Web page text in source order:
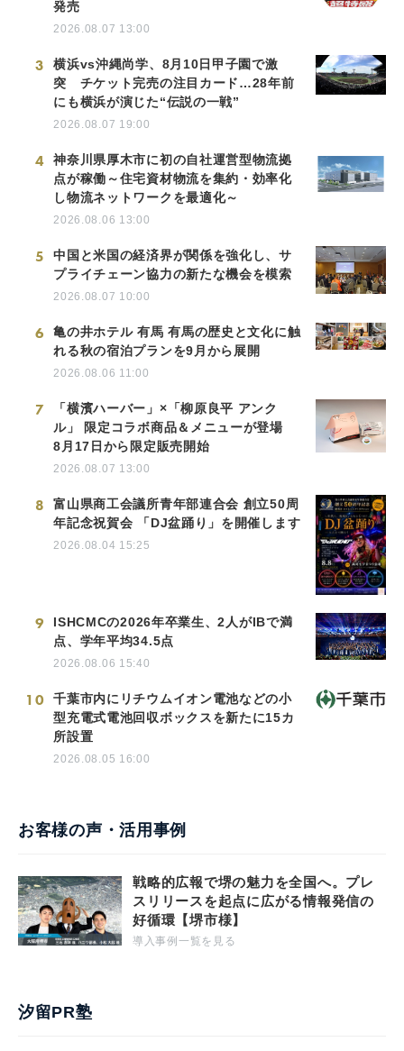
発売
2026.08.07 13:00
3
横浜vs沖縄尚学、8月10日甲子園で激
突 チケット完売の注目カード…28年前
にも横浜が演じた“伝説の一戦”
2026.08.07 19:00
4
神奈川県厚木市に初の自社運営型物流拠
点が稼働～住宅資材物流を集約・効率化
し物流ネットワークを最適化～
2026.08.06 13:00
5
中国と米国の経済界が関係を強化し、サ
プライチェーン協力の新たな機会を模索
2026.08.07 10:00
6
亀の井ホテル 有馬 有馬の歴史と文化に触
れる秋の宿泊プランを9月から展開
2026.08.06 11:00
7
「横濱ハーバー」×「柳原良平 アンク
ル」 限定コラボ商品＆メニューが登場
8月17日から限定販売開始
2026.08.07 13:00
8
富山県商工会議所青年部連合会 創立50周
年記念祝賀会 「DJ盆踊り」を開催します
2026.08.04 15:25
9
ISHCMCの2026年卒業生、2人がIBで満
点、学年平均34.5点
2026.08.06 15:40
10
千葉市内にリチウムイオン電池などの小
型充電式電池回収ボックスを新たに15カ
所設置
2026.08.05 16:00
お客様の声・活用事例
戦略的広報で堺の魅力を全国へ。プレ
スリリースを起点に広がる情報発信の
好循環【堺市様】
導入事例一覧を見る
汐留PR塾